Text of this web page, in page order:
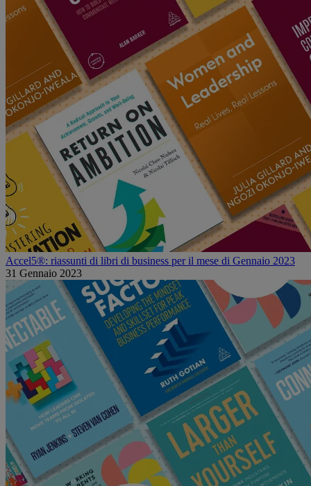
Accel5®: riassunti di libri di business per il mese di Gennaio 2023
31 Gennaio 2023